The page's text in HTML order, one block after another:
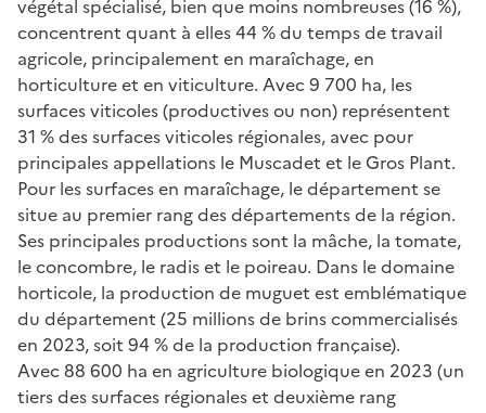
végétal spécialisé, bien que moins nombreuses (16 %),
concentrent quant à elles 44 % du temps de travail
agricole, principalement en maraîchage, en
horticulture et en viticulture. Avec 9 700 ha, les
surfaces viticoles (productives ou non) représentent
31 % des surfaces viticoles régionales, avec pour
principales appellations le Muscadet et le Gros Plant.
Pour les surfaces en maraîchage, le département se
situe au premier rang des départements de la région.
Ses principales productions sont la mâche, la tomate,
le concombre, le radis et le poireau. Dans le domaine
horticole, la production de muguet est emblématique
du département (25 millions de brins commercialisés
en 2023, soit 94 % de la production française).
Avec 88 600 ha en agriculture biologique en 2023 (un
tiers des surfaces régionales et deuxième rang